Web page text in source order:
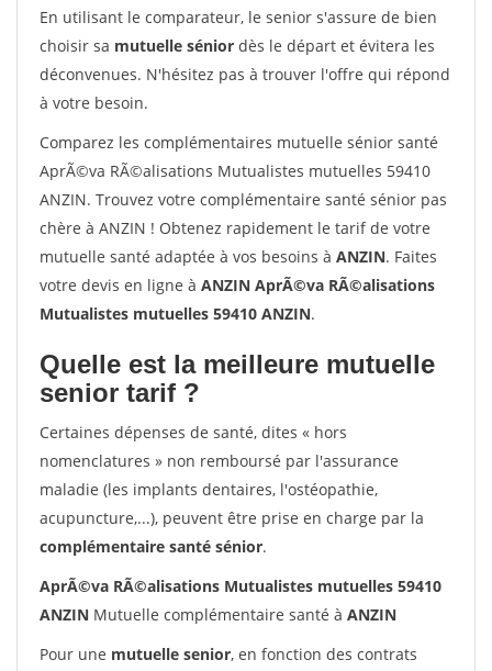
En utilisant le comparateur, le senior s'assure de bien
choisir sa mutuelle sénior dès le départ et évitera les
déconvenues. N'hésitez pas à trouver l'offre qui répond
à votre besoin.
Comparez les complémentaires mutuelle sénior santé
AprÃ©va RÃ©alisations Mutualistes mutuelles 59410
ANZIN. Trouvez votre complémentaire santé sénior pas
chère à ANZIN ! Obtenez rapidement le tarif de votre
mutuelle santé adaptée à vos besoins à ANZIN. Faites
votre devis en ligne à ANZIN AprÃ©va RÃ©alisations
Mutualistes mutuelles 59410 ANZIN.
Quelle est la meilleure mutuelle
senior tarif ?
Certaines dépenses de santé, dites « hors
nomenclatures » non remboursé par l'assurance
maladie (les implants dentaires, l'ostéopathie,
acupuncture,...), peuvent être prise en charge par la
complémentaire santé sénior.
AprÃ©va RÃ©alisations Mutualistes mutuelles 59410
ANZIN Mutuelle complémentaire santé à ANZIN
Pour une mutuelle senior, en fonction des contrats